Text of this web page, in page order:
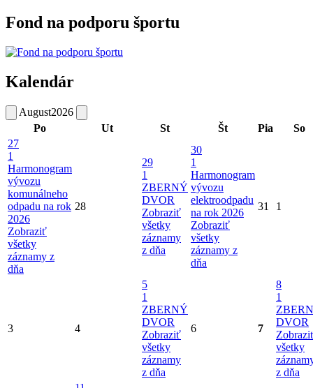
Fond na podporu športu
Kalendár
August2026
Po
Ut St Št Pia
So
27
1
Harmonogram
vývozu
komunálneho
odpadu na rok
2026
Zobraziť
všetky
záznamy z
dňa
28
29
1
ZBERNÝ
DVOR
Zobraziť
všetky
záznamy
z dňa
30
1
Harmonogram
vývozu
elektroodpadu
na rok 2026
Zobraziť
všetky
záznamy z
dňa
31 1
3 4
5
1
ZBERNÝ
DVOR
Zobraziť
všetky
záznamy
z dňa
6 7
8
1
DVOR
všetky
z dňa